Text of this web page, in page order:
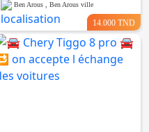
Ben Arous , Ben Arous ville
14.000 TND